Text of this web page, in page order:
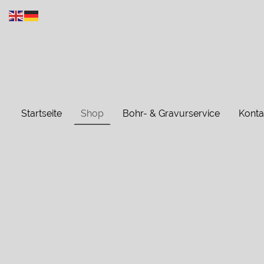
Startseite Shop Bohr- & Gravurservice